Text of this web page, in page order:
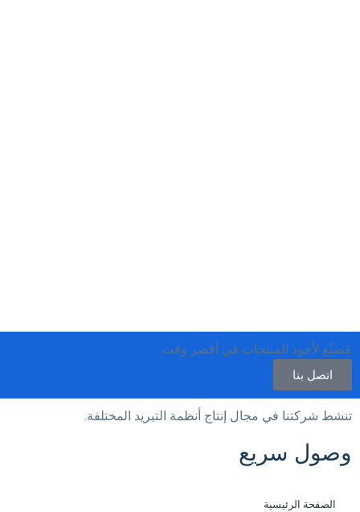
مُصنِّع لأجود المنتجات في أقصر وقت
اتصل بنا
تنشط شركتنا في مجال إنتاج أنظمة التبريد المختلفة.
وصول سريع
الصفحة الرئيسية